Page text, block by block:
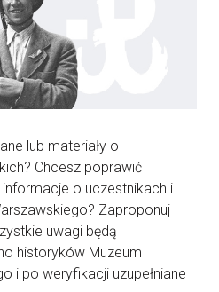
lub materiały o
Chcesz poprawić
o uczestnikach i
Zaproponuj
uwagi będą
historyków Muzeum
i po weryfikacji uzupełniane